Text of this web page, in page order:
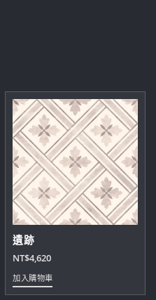
遺跡
NT$4,620
加入購物車